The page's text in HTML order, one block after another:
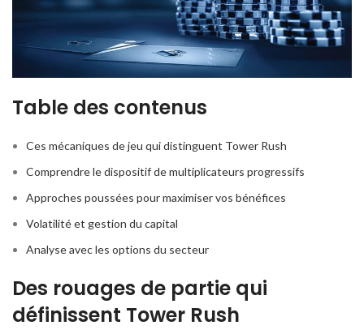
Table des contenus
Ces mécaniques de jeu qui distinguent Tower Rush
Comprendre le dispositif de multiplicateurs progressifs
Approches poussées pour maximiser vos bénéfices
Volatilité et gestion du capital
Analyse avec les options du secteur
Des rouages de partie qui
définissent Tower Rush